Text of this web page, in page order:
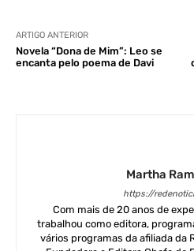
ARTIGO ANTERIOR
Novela “Dona de Mim”: Leo se
encanta pelo poema de Davi
Martha
https://
Com mais de 20 anos de
trabalhou como editora,
vários programas da afiliada da